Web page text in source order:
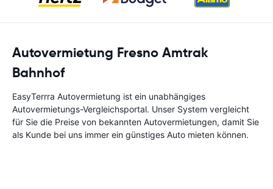
Autovermietung Fresno Amtrak
Bahnhof
EasyTerrra Autovermietung ist ein unabhängiges
Autovermietungs-Vergleichsportal. Unser System vergleicht
für Sie die Preise von bekannten Autovermietungen, damit Sie
als Kunde bei uns immer ein günstiges Auto mieten können.